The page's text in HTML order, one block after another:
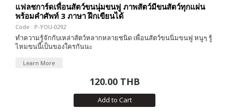
แฟลชการ์ดเพื่อนสัตว์ขนนุ่มขนฟู ภาพสัตว์มีขนสัตว์ทุกแผ่น
พร้อมคำศัพท์ 3 ภาษา ฝึกเขียนได้
Code : P-YOU-0292
ทำความรู้จักกับเหล่าสัตว์หลากหลายชนิด เพื่อนสัตว์ขนนิ่มขนฟู หนูๆ รู้
ไหมขนนี้เป็นของใครกันนะ
Learn More
120.00 THB
Add to Cart